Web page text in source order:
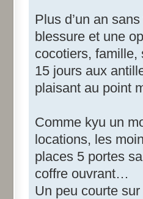
Plus d’un an
blessure et une
cocotiers, famille,
15 jours aux
plaisant au point
Comme kyu un
locations, les
places 5 portes
coffre ouvrant…
Un peu courte